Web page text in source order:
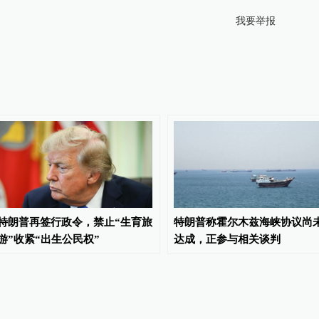
我要举报
朗普再签行政令，禁止“生育旅
”收紧“出生公民权”
特朗普称霍尔木兹海峡协议尚
达成，正参与相关谈判